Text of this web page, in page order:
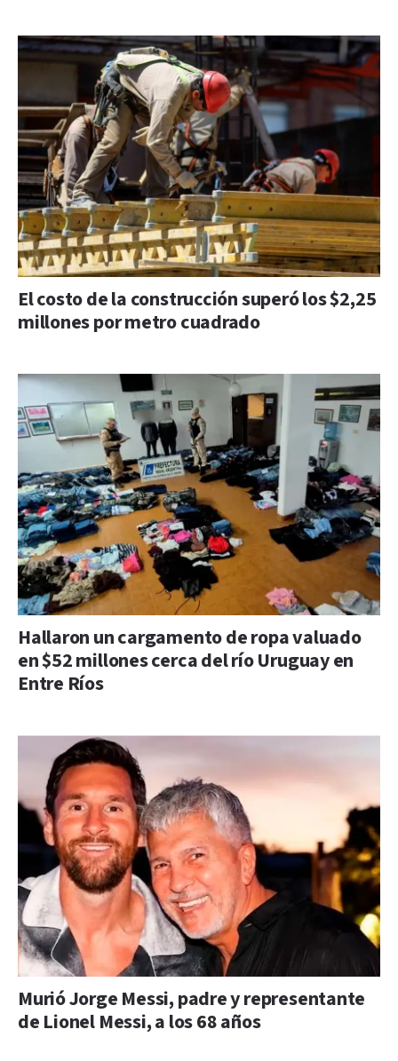
El costo de la construcción superó los $2,25
millones por metro cuadrado
Hallaron un cargamento de ropa valuado
en $52 millones cerca del río Uruguay en
Entre Ríos
Murió Jorge Messi, padre y representante
de Lionel Messi, a los 68 años